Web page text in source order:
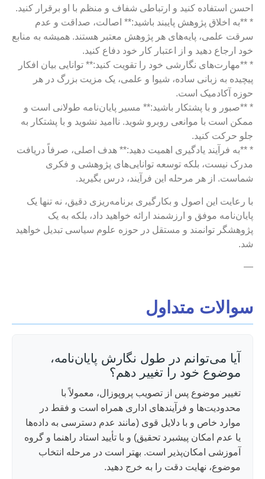
احسن استفاده کنید و ارتباطی شفاف و منظم با او برقرار کنید.
* **به اخلاق پژوهش پایبند باشید:** اصالت، صداقت و عدم
سرقت علمی، پایه‌های هر پژوهش معتبر هستند. همیشه به منابع
خود ارجاع دهید و از اعتبار کار خود دفاع کنید.
* **مهارت‌های نگارشی خود را تقویت کنید:** توانایی بیان افکار
پیچیده به زبانی ساده، شیوا و علمی، یک مزیت بزرگ در هر
حوزه آکادمیک است.
* **صبور و با پشتکار باشید:** مسیر پایان‌نامه طولانی است و
ممکن است با موانعی روبرو شوید. ناامید نشوید و با پشتکار به
جلو حرکت کنید.
* **به فرآیند یادگیری اهمیت دهید:** هدف اصلی، صرفاً دریافت
مدرک نیست، بلکه توسعه توانایی‌های پژوهشی و فکری
شماست. از هر مرحله این فرآیند، درس بگیرید.
با رعایت این اصول و بکارگیری برنامه‌ریزی دقیق، نه تنها یک
پایان‌نامه موفق و ارزشمند ارائه خواهید داد، بلکه به یک
پژوهشگر توانمند و مستقل در حوزه علوم سیاسی تبدیل خواهید
شد.
—
سوالات متداول
آیا می‌توانم در طول نگارش پایان‌نامه،
موضوع خود را تغییر دهم؟
تغییر موضوع پس از تصویب پروپوزال، معمولاً با
محدودیت‌ها و فرآیندهای اداری همراه است و فقط در
موارد خاص و با دلایل قوی (مانند عدم دسترسی به داده‌ها
یا عدم امکان پیشبرد تحقیق) و با تأیید استاد راهنما و گروه
آموزشی امکان‌پذیر است. بهتر است در مرحله انتخاب
موضوع، نهایت دقت را به خرج دهید.